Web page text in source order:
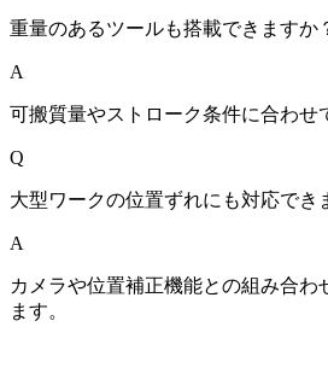
重量のあるツールも搭載できますか
A
可搬質量やストローク条件に合わせ
Q
大型ワークの位置ずれにも対応でき
A
カメラや位置補正機能との組み合わ
ます。